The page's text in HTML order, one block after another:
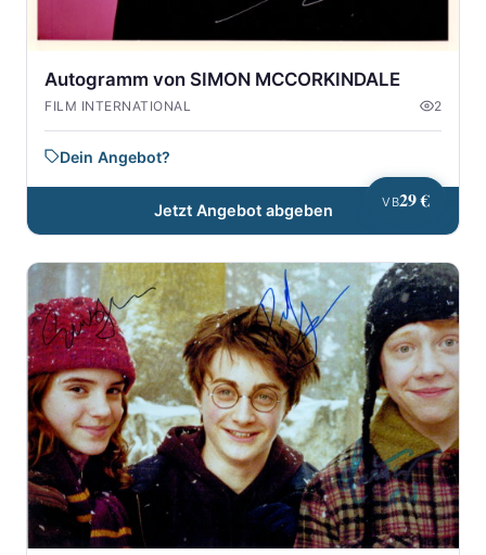
VB29 €
Autogramm von SIMON MCCORKINDALE
FILM INTERNATIONAL 2
Dein Angebot?
Jetzt Angebot abgeben